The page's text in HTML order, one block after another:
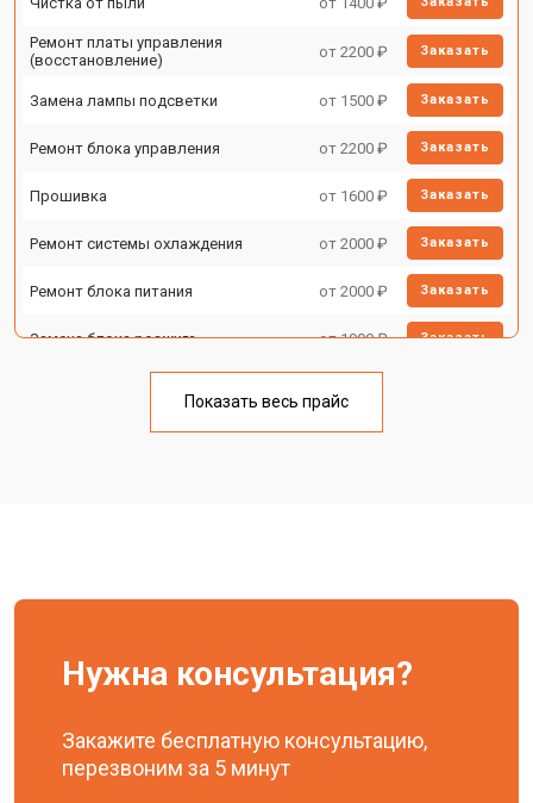
Ремонт платы управления
(восстановление)
от 2200 ₽ Заказать
Замена лампы подсветки от 1500 ₽ Заказать
Ремонт блока управления от 2200 ₽ Заказать
Прошивка от 1600 ₽ Заказать
Ремонт системы охлаждения от 2000 ₽ Заказать
Ремонт блока питания от 2000 ₽ Заказать
Замена блока розжига от 1900 ₽ Заказать
Показать весь прайс
Нужна консультация?
Закажите бесплатную консультацию,
перезвоним за 5 минут